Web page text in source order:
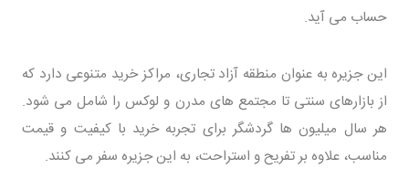
حساب می آید.
این جزیره به عنوان منطقه آزاد تجاری، مراکز خرید متنوعی دارد که
از بازارهای سنتی تا مجتمع های مدرن و لوکس را شامل می شود.
هر سال میلیون ها گردشگر برای تجربه خرید با کیفیت و قیمت
مناسب، علاوه بر تفریح و استراحت، به این جزیره سفر می کنند.